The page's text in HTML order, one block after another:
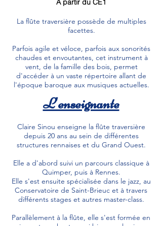
À partir du CE1
La flûte traversière possède de multiples
facettes.
Parfois agile et véloce, parfois aux sonorités
chaudes et envoutantes, cet instrument à
vent, de la famille des bois, permet
d'accéder à un vaste répertoire allant de
l'époque baroque aux musiques actuelles.
L'enseignante
Claire Sinou enseigne la flûte traversière
depuis 20 ans au sein de différentes
structures rennaises et du Grand Ouest.
Elle a d'abord suivi un parcours classique à
Quimper, puis à Rennes.
Elle s'est ensuite spécialisée dans le jazz, au
Conservatoire de Saint-Brieuc et à travers
différents stages et autres master-class.
Parallèlement à la flûte, elle s'est formée en